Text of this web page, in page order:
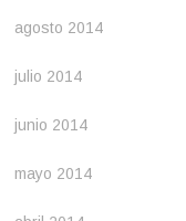
agosto 2014
julio 2014
junio 2014
mayo 2014